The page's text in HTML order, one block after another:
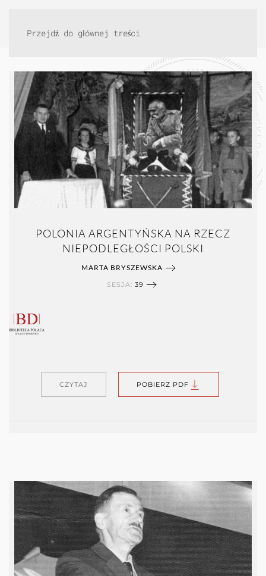
Przejdź do głównej treści
POLONIA ARGENTYŃSKA NA RZECZ
NIEPODLEGŁOŚCI POLSKI
MARTA BRYSZEWSKA
SESJA: 39
CZYTAJ POBIERZ PDF